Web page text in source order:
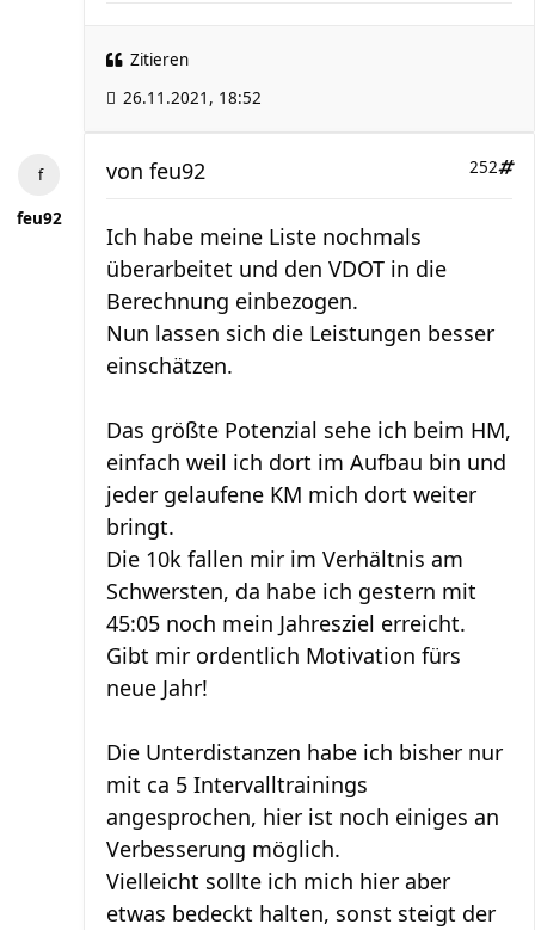
Zitieren
26.11.2021, 18:52
feu92
252
von feu92
Ich habe meine Liste nochmals
überarbeitet und den VDOT in die
Berechnung einbezogen.
Nun lassen sich die Leistungen besser
einschätzen.
Das größte Potenzial sehe ich beim HM,
einfach weil ich dort im Aufbau bin und
jeder gelaufene KM mich dort weiter
bringt.
Die 10k fallen mir im Verhältnis am
Schwersten, da habe ich gestern mit
45:05 noch mein Jahresziel erreicht.
Gibt mir ordentlich Motivation fürs
neue Jahr!
Die Unterdistanzen habe ich bisher nur
mit ca 5 Intervalltrainings
angesprochen, hier ist noch einiges an
Verbesserung möglich.
Vielleicht sollte ich mich hier aber
etwas bedeckt halten, sonst steigt der